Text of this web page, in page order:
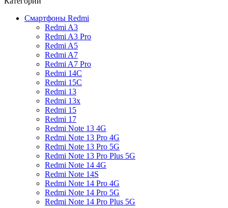
Смартфоны Redmi
Redmi A3
Redmi A3 Pro
Redmi A5
Redmi A7
Redmi A7 Pro
Redmi 14C
Redmi 15C
Redmi 13
Redmi 13x
Redmi 15
Redmi 17
Redmi Note 13 4G
Redmi Note 13 Pro 4G
Redmi Note 13 Pro 5G
Redmi Note 13 Pro Plus 5G
Redmi Note 14 4G
Redmi Note 14S
Redmi Note 14 Pro 4G
Redmi Note 14 Pro 5G
Redmi Note 14 Pro Plus 5G